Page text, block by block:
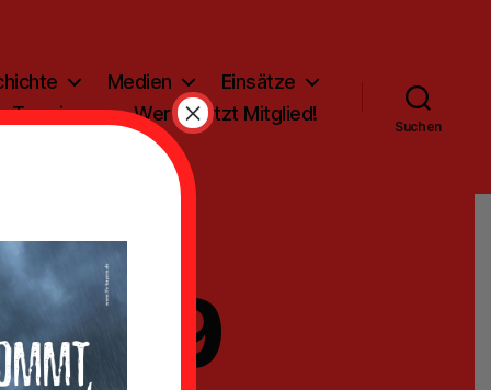
Medien
Einsätze
Termine Werde jetzt Mitglied!
Suchen
×